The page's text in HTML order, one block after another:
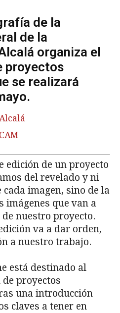
de la
de la
organiza el
proyectos
se realizará
edición de un proyecto
del revelado y ni
cada imagen, sino de la
imágenes que van a
nuestro proyecto.
va a dar orden,
a nuestro trabajo.
está destinado al
proyectos
una introducción
claves a tener en